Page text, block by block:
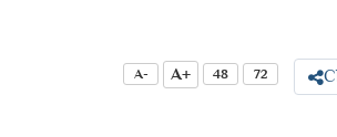
A- A+ 48 72